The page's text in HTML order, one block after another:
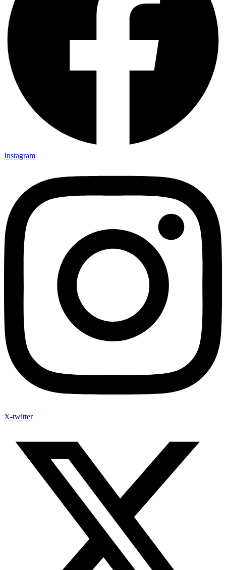
Instagram
X-twitter